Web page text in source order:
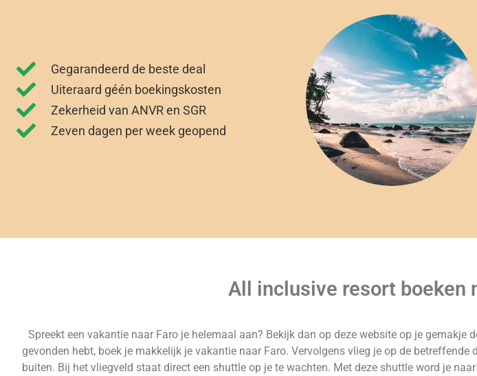
Gegarandeerd de beste deal
Uiteraard géén boekingskosten
Zekerheid van ANVR en SGR
Zeven dagen per week geopend
All inclusive resort boeken
Spreekt een vakantie naar Faro je helemaal aan? Bekijk dan op deze website op je gemakje
gevonden hebt, boek je makkelijk je vakantie naar Faro. Vervolgens vlieg je op de
buiten. Bij het vliegveld staat direct een shuttle op je te wachten. Met deze shuttle word je